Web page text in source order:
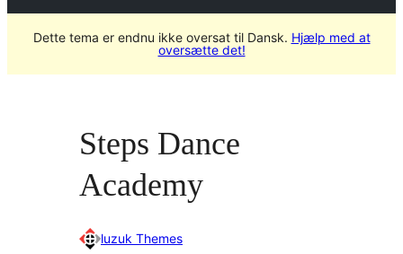
Dette tema er endnu ikke oversat til Dansk. Hjælp med at
oversætte det!
Steps Dance
Academy
luzuk Themes